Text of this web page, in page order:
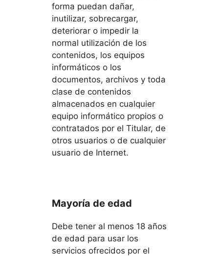
forma puedan dañar,
inutilizar, sobrecargar,
deteriorar o impedir la
normal utilización de los
contenidos, los equipos
informáticos o los
documentos, archivos y toda
clase de contenidos
almacenados en cualquier
equipo informático propios o
contratados por el Titular, de
otros usuarios o de cualquier
usuario de Internet.
Mayoría de edad
Debe tener al menos 18 años
de edad para usar los
servicios ofrecidos por el